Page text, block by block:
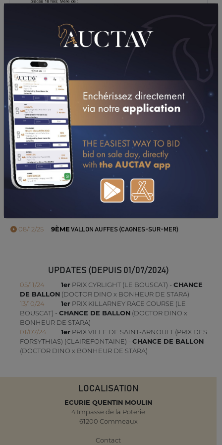
TÉLÉCHARGER LE PDF
PERFORMANCES
08/12/25 9ÈME VALLON AUFFES (CAGNES-SUR-MER)
UPDATES (DEPUIS 01/07/2024)
05/11/24 1erPRIX CYRLIGHT (LE BOUSCAT) - CHANCE
DE BALLON(DOCTOR DINO x BONHEUR DE STARA)
13/10/24
1erPRIX KILLARNEY RACE COURSE (LE
BOUSCAT) - CHANCE DE BALLON(DOCTOR DINO x
BONHEUR DE STARA)
01/07/24
1erPRIX VILLE DE SAINT-ARNOULT (PRIX DES
FORSYTHIAS) (CLAIREFONTAINE) - CHANCE DE BALLON
(DOCTOR DINO x BONHEUR DE STARA)
LOCALISATION
ECURIE QUENTIN MOULIN
4 Impasse de la Poterie
61200 Commeaux
Contact